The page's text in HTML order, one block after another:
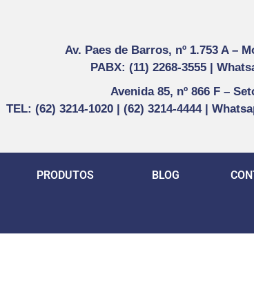
Av. Paes de Barros, nº 1.753 A –
PABX: (11) 2268-3555 |
Avenida 85, nº 866 F –
TEL: (62) 3214-1020 | (62) 3214-4444 |
PRODUTOS BLOG